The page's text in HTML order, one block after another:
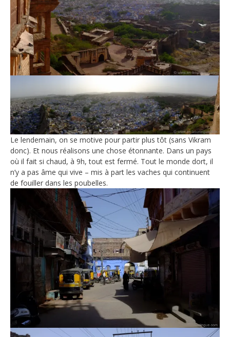
Le lendemain, on se motive pour partir plus tôt (sans Vikram
donc). Et nous réalisons une chose étonnante. Dans un pays
où il fait si chaud, à 9h, tout est fermé. Tout le monde dort, il
n’y a pas âme qui vive – mis à part les vaches qui continuent
de fouiller dans les poubelles.